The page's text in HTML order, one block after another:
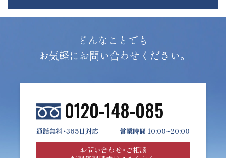
どんなことでも
お気軽にお問い合わせください。
0120-148-085
通話無料・365日対応 営業時間 10:00~20:00
お問い合わせ・ご相談